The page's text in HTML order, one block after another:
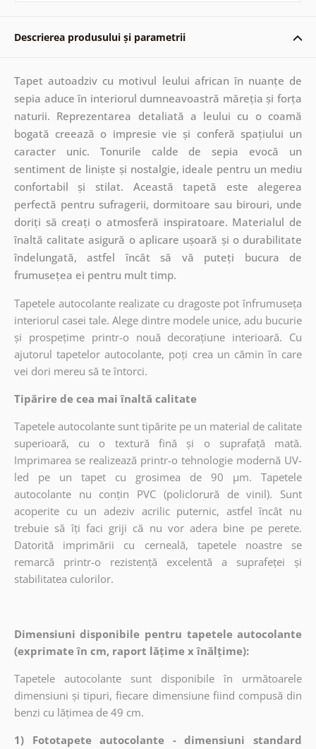
Descrierea produsului și parametrii
Tapet autoadziv cu motivul leului african în nuanțe de
sepia aduce în interiorul dumneavoastră măreția și forța
naturii. Reprezentarea detaliată a leului cu o coamă
bogată creează o impresie vie și conferă spațiului un
caracter unic. Tonurile calde de sepia evocă un
sentiment de liniște și nostalgie, ideale pentru un mediu
confortabil și stilat. Această tapetă este alegerea
perfectă pentru sufragerii, dormitoare sau birouri, unde
doriți să creați o atmosferă inspiratoare. Materialul de
înaltă calitate asigură o aplicare ușoară și o durabilitate
îndelungată, astfel încât să vă puteți bucura de
frumusețea ei pentru mult timp.
Tapetele autocolante realizate cu dragoste pot înfrumuseța
interiorul casei tale. Alege dintre modele unice, adu bucurie
și prospețime printr-o nouă decorațiune interioară. Cu
ajutorul tapetelor autocolante, poți crea un cămin în care
vei dori mereu să te întorci.
Tipărire de cea mai înaltă calitate
Tapetele autocolante sunt tipărite pe un material de calitate
superioară, cu o textură fină și o suprafață mată.
Imprimarea se realizează printr-o tehnologie modernă UV-
led pe un tapet cu grosimea de 90 µm. Tapetele
autocolante nu conțin PVC (policlorură de vinil). Sunt
acoperite cu un adeziv acrilic puternic, astfel încât nu
trebuie să îți faci griji că nu vor adera bine pe perete.
Datorită imprimării cu cerneală, tapetele noastre se
remarcă printr-o rezistență excelentă a suprafeței și
stabilitatea culorilor.
Dimensiuni disponibile pentru tapetele autocolante
(exprimate în cm, raport lățime x înălțime):
Tapetele autocolante sunt disponibile în următoarele
dimensiuni și tipuri, fiecare dimensiune fiind compusă din
benzi cu lățimea de 49 cm.
1) Fototapete autocolante - dimensiuni standard